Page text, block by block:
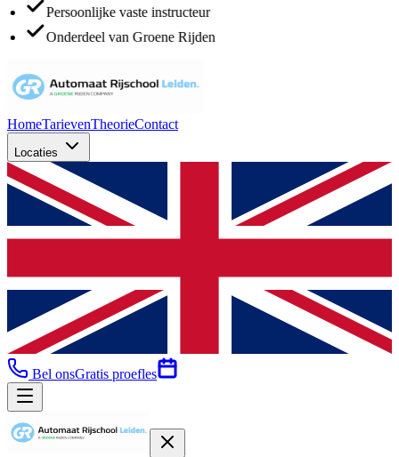
Persoonlijke vaste instructeur
Onderdeel van Groene Rijden
HomeTarievenTheorieContact
Locaties
Bel onsGratis proefles